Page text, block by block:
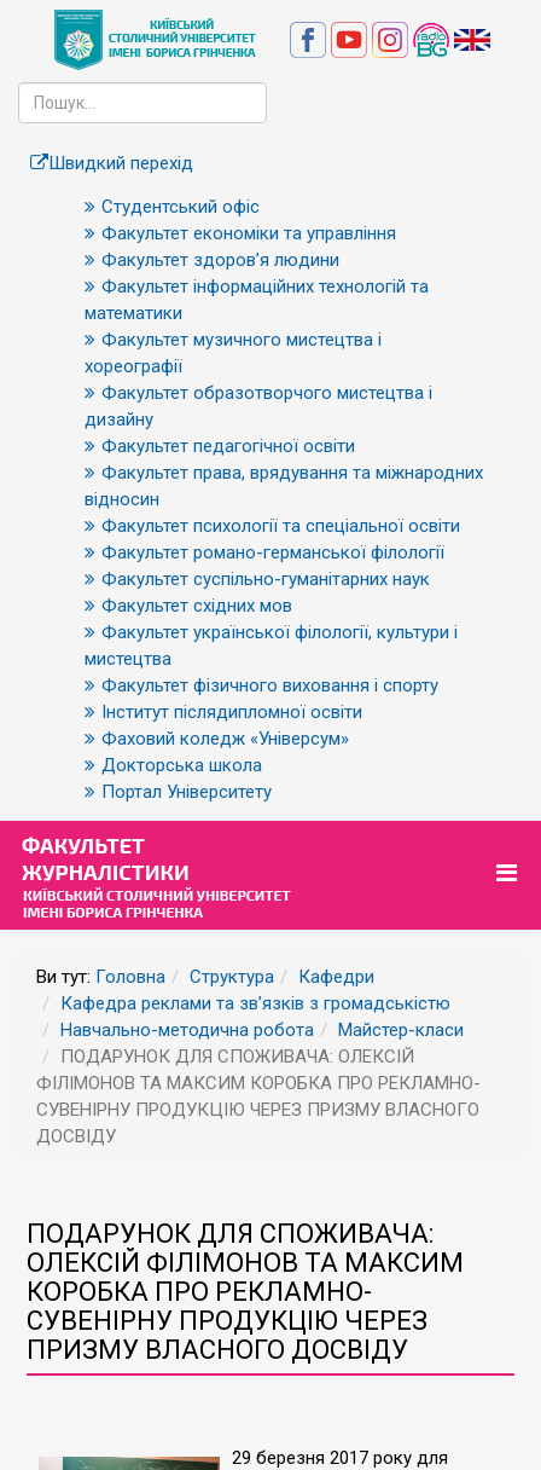
Швидкий перехід
Студентський офіс
Факультет економіки та управління
Факультет здоров’я людини
Факультет інформаційних технологій та
математики
Факультет музичного мистецтва і
хореографії
Факультет образотворчого мистецтва і
дизайну
Факультет педагогічної освіти
Факультет права, врядування та міжнародних
відносин
Факультет психології та спеціальної освіти
Факультет романо-германської філології
Факультет суспільно-гуманітарних наук
Факультет східних мов
Факультет української філології, культури і
мистецтва
Факультет фізичного виховання і спорту
Інститут післядипломної освіти
Фаховий коледж «Універсум»
Докторська школа
Портал Університету
Ви тут: Головна Структура
Кафедри
Кафедра реклами та зв’язків з громадськістю
Навчально-методична робота
Майстер-класи
ПОДАРУНОК ДЛЯ СПОЖИВАЧА: ОЛЕКСІЙ
ФІЛІМОНОВ ТА МАКСИМ КОРОБКА ПРО РЕКЛАМНО-
СУВЕНІРНУ ПРОДУКЦІЮ ЧЕРЕЗ ПРИЗМУ ВЛАСНОГО
ДОСВІДУ
ПОДАРУНОК ДЛЯ СПОЖИВАЧА:
ОЛЕКСІЙ ФІЛІМОНОВ ТА МАКСИМ
КОРОБКА ПРО РЕКЛАМНО-
СУВЕНІРНУ ПРОДУКЦІЮ ЧЕРЕЗ
ПРИЗМУ ВЛАСНОГО ДОСВІДУ
29 березня 2017 року для